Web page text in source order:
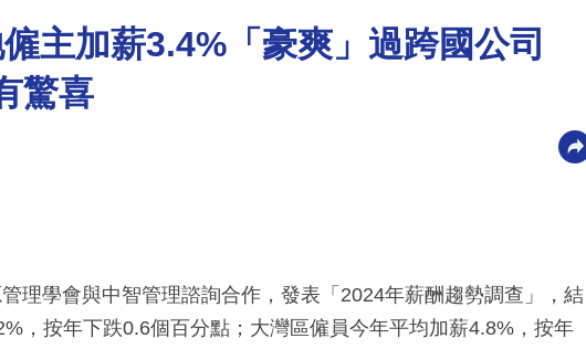
主加薪3.4%「豪爽」過跨國公司
驚喜
理學會與中智管理諮詢合作，發表「2024年薪酬趨勢調查」，結
，按年下跌0.6個百分點；大灣區僱員今年平均加薪4.8%，按年